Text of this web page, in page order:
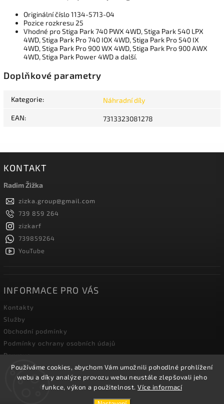
Používáme cookies, abychom Vám umožnili pohodlné prohlížení
webu a díky analýze provozu webu neustále zlepšovali jeho
funkce, výkon a použitelnost. Více informací
Originální číslo 1134-5713-04
Pozice rozkresu 25
Vhodné pro Stiga Park 740 PWX 4WD, Stiga Park 540 LPX
4WD, Stiga Park Pro 740 IOX 4WD, Stiga Park Pro 540 IX
4WD, Stiga Park Pro 900 WX 4WD, Stiga Park Pro 900 AWX
4WD, Stiga Park Power 4WD a další.
Doplňkové parametry
Kategorie: Náhradní díly
EAN: 7313323081278
KONTAKT
Radim Žižka
zizka.group@gmail.com
739 859 264
zizkarf
739859264
YouTube
INFORMACE PRO VÁS
Kontakty
Služby
Obchodní podmínky
Podmínky ochrany osobních údajů
Doprava
Blog zahradní techniky
Žižka R&F s.r.o.. Všechna práva vyhrazena.